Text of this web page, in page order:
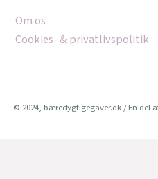
Om os
Cookies- & privatlivspolitik
© 2024, bæredygtigegaver.dk / En del